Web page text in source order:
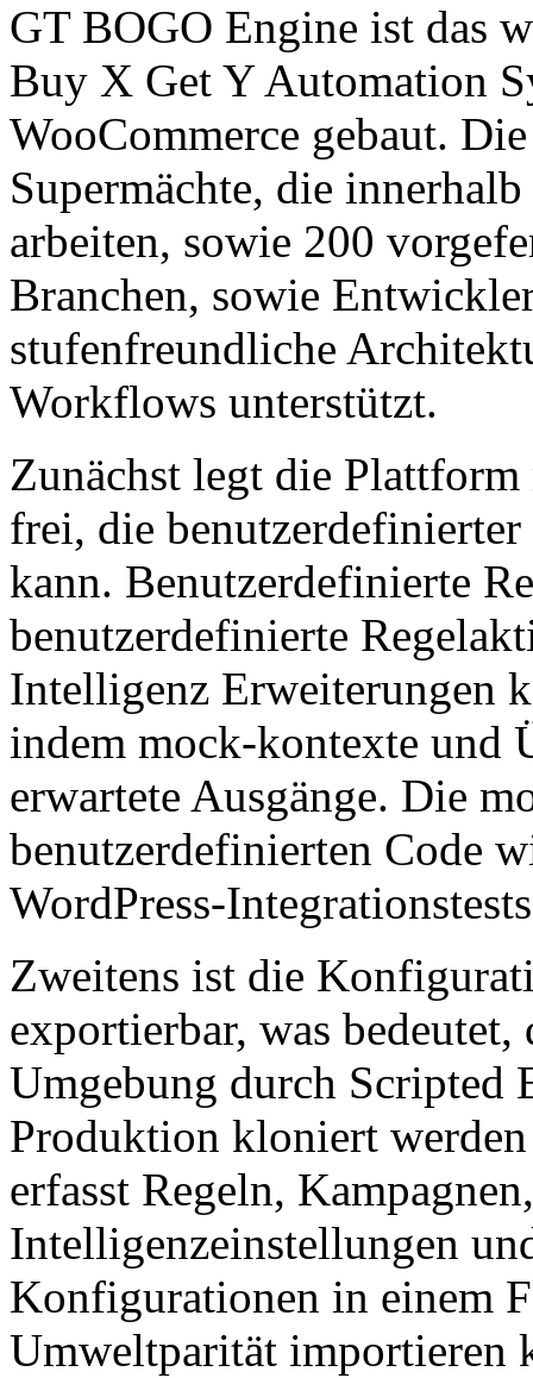
GT BOGO Engine ist das
Buy X Get Y Automation
WooCommerce gebaut.
Supermächte, die
arbeiten, sowie 200
Branchen, sowie
stufenfreundliche
Workflows unterstützt.
Zunächst legt die
frei, die
kann. Benutzerdefinierte
benutzerdefinierte
Intelligenz Erweiterungen
indem mock-kontexte und
erwartete Ausgänge. Die
benutzerdefinierten Code
WordPress-
Zweitens ist die
exportierbar, was
Umgebung durch Scripted
Produktion kloniert
erfasst Regeln,
Intelligenzeinstellungen
Konfigurationen in einem
Umweltparität importieren